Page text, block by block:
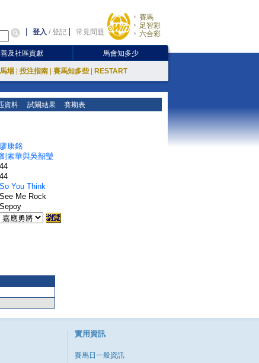
登入 /登記 常見問題
賽馬
足智彩
六合彩
及社區貢獻 馬會知多少
場 投注指南 賽馬知多些 RESTART
資料 試閘結果 賽期表
廖康銘
劉素華與吳韶瑩
44
44
So You Think
See Me Rock
Sepoy
實用資訊
賽馬日一般資訊